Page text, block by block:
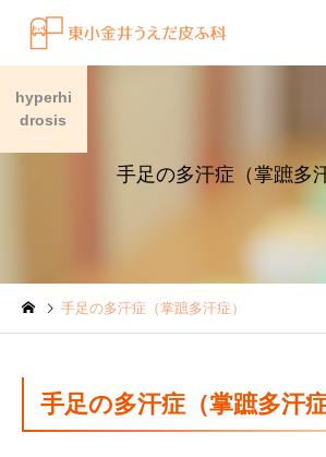
水虫（足白癬）を放置する
手足の多汗症（掌蹠多
hyperhi
drosis
手足の多汗症（掌蹠多汗症）
手足の多汗症（掌蹠多汗症